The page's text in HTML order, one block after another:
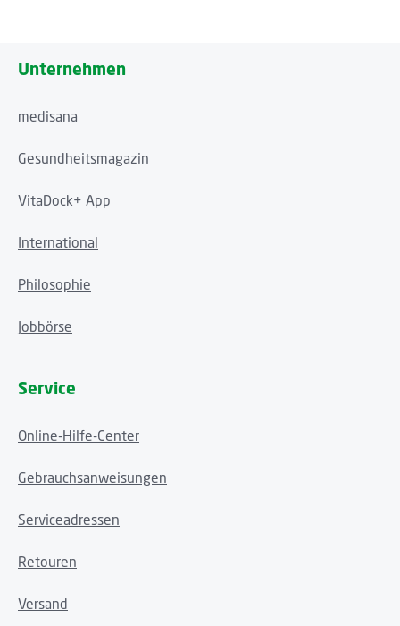
Unternehmen
medisana
Gesundheitsmagazin
VitaDock+ App
International
Philosophie
Jobbörse
Service
Online-Hilfe-Center
Gebrauchsanweisungen
Serviceadressen
Retouren
Versand